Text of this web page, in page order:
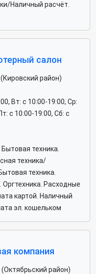
Наличный расчёт.
салон
район)
Вт: c 10:00-19:00, Ср:
c 10:00-19:00, Сб: c
техника.
техника/
техника.
Расходные
картой. Наличный
эл. кошельком
компания
район)